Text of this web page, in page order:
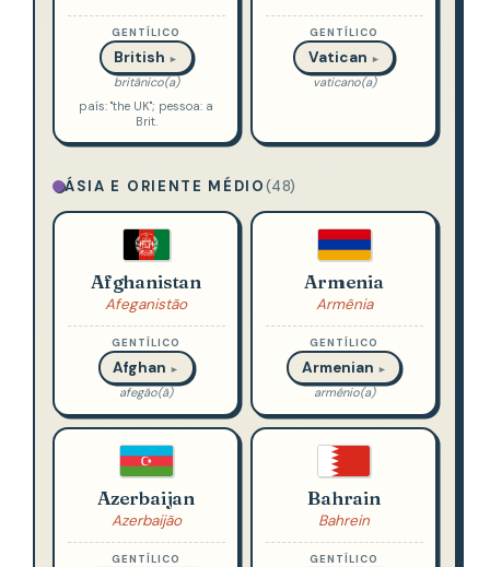
GENTÍLICO
British ►
britânico(a)
país: "the UK"; pessoa: a
Brit.
GENTÍLICO
Vatican ►
vaticano(a)
ÁSIA E ORIENTE MÉDIO(48)
Afghanistan
Afeganistão
GENTÍLICO
Afghan ►
afegão(ã)
Armenia
Armênia
GENTÍLICO
Armenian ►
armênio(a)
Azerbaijan
Azerbaijão
GENTÍLICO
Bahrain
Bahrein
GENTÍLICO